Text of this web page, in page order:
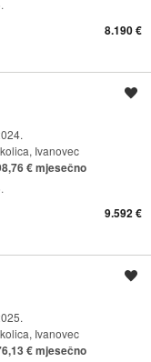
8.190 €
Ivanovec
€ mjesečno
9.592 €
Ivanovec
€ mjesečno